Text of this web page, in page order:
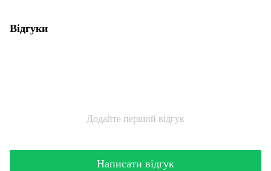
Відгуки
Додайте перший відгук
Написати відгук